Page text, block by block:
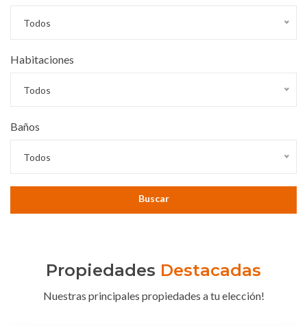
Todos
Habitaciones
Todos
Baños
Todos
Buscar
Propiedades Destacadas
Nuestras principales propiedades a tu elección!